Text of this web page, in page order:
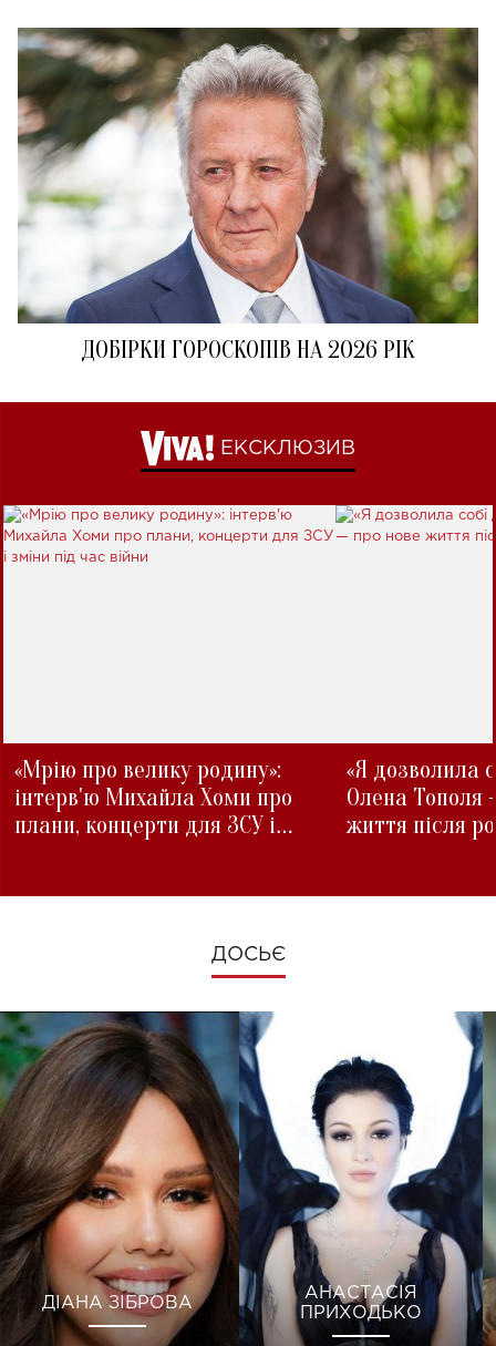
ДОБІРКИ ГОРОСКОПІВ НА 2026 РІК
ЕКСКЛЮЗИВ
«Мрію про велику родину»:
інтерв'ю Михайла Хоми про
плани, концерти для ЗСУ і
«Я дозволила
Олена Тополя
життя після
ДОСЬЄ
ДІАНА ЗІБРОВА
АНАСТАСІЯ
ПРИХОДЬКО